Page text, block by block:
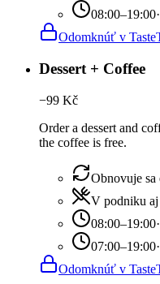
08:00–19:00·
Odomknúť v
Dessert + Coffee
−99 Kč
Order a dessert and
the coffee is free.
Obnovuje sa
V podniku aj
08:00–19:00·
07:00–19:00·
Odomknúť v